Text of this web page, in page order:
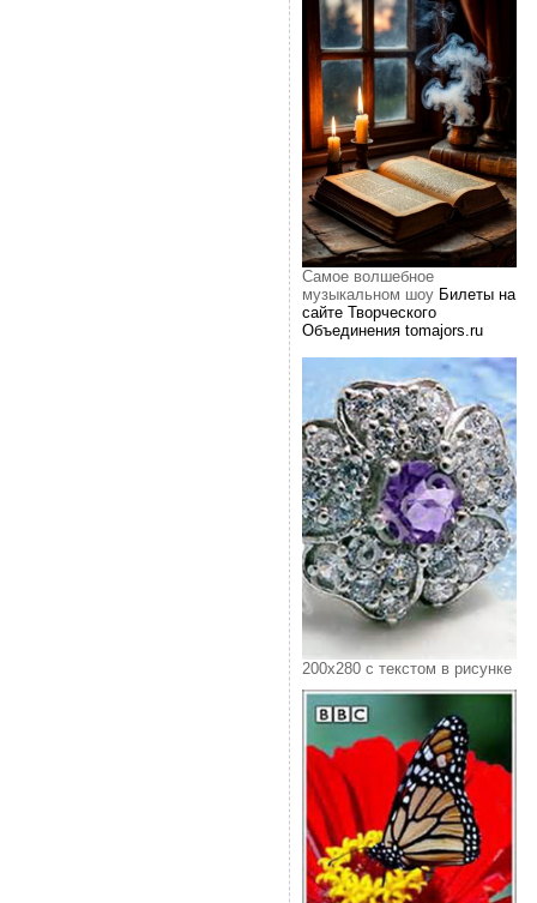
Самое волшебное
музыкальном шоуБилеты на
сайте Творческого
Объединения tomajors.ru
200х280 с текстом в рисунке